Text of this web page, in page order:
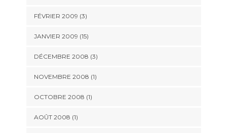
FÉVRIER 2009 (3)
JANVIER 2009 (15)
DÉCEMBRE 2008 (3)
NOVEMBRE 2008 (1)
OCTOBRE 2008 (1)
AOÛT 2008 (1)